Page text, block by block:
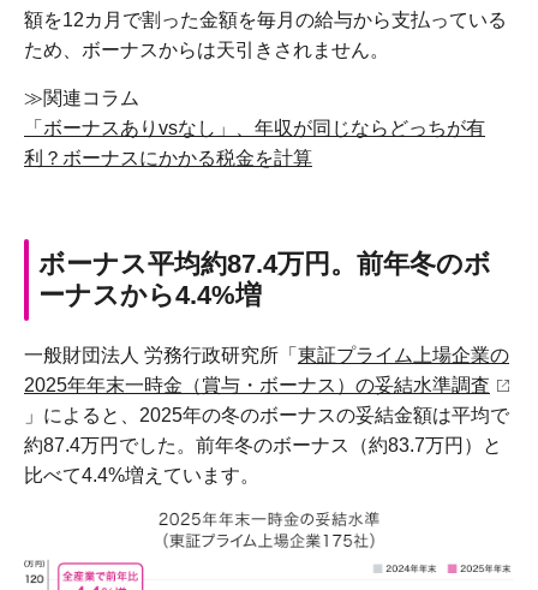
額を12カ月で割った金額を毎月の給与から支払っている
ため、ボーナスからは天引きされません。
≫関連コラム
「ボーナスありvsなし」、年収が同じならどっちが有
利？ボーナスにかかる税金を計算
ボーナス平均約87.4万円。前年冬のボ
ーナスから4.4%増
一般財団法人 労務行政研究所「 東証プライム上場企業の
2025年年末一時金（賞与・ボーナス）の妥結水準調査
」によると、2025年の冬のボーナスの妥結金額は平均で
約87.4万円でした。前年冬のボーナス（約83.7万円）と
比べて4.4%増えています。